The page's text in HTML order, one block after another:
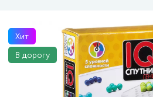
Хит
В дорогу